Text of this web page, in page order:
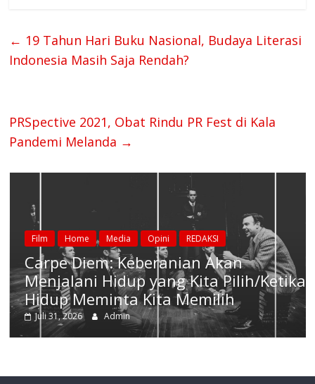
← 19 Tahun Hari Buku Nasional, Budaya Literasi
Indonesia Masih Saja Rendah?
PRSpective 2021, Obat Rindu PR Fest di Kala
Pandemi Melanda →
Film Home Media Opini REDAKSI
Carpe Diem: Keberanian Akan
Menjalani Hidup yang Kita Pilih/Ketika
Hidup Meminta Kita Memilih
Juli 31, 2026 Admin